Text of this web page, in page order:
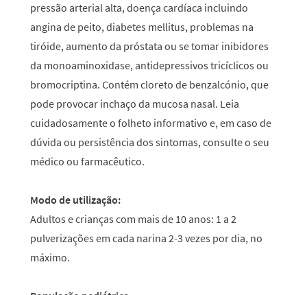
pressão arterial alta, doença cardíaca incluindo
angina de peito, diabetes mellitus, problemas na
tiróide, aumento da próstata ou se tomar inibidores
da monoaminoxidase, antidepressivos tricíclicos ou
bromocriptina. Contém cloreto de benzalcónio, que
pode provocar inchaço da mucosa nasal. Leia
cuidadosamente o folheto informativo e, em caso de
dúvida ou persistência dos sintomas, consulte o seu
médico ou farmacêutico.
Modo de utilização:
Adultos e crianças com mais de 10 anos: 1 a 2
pulverizações em cada narina 2-3 vezes por dia, no
máximo.